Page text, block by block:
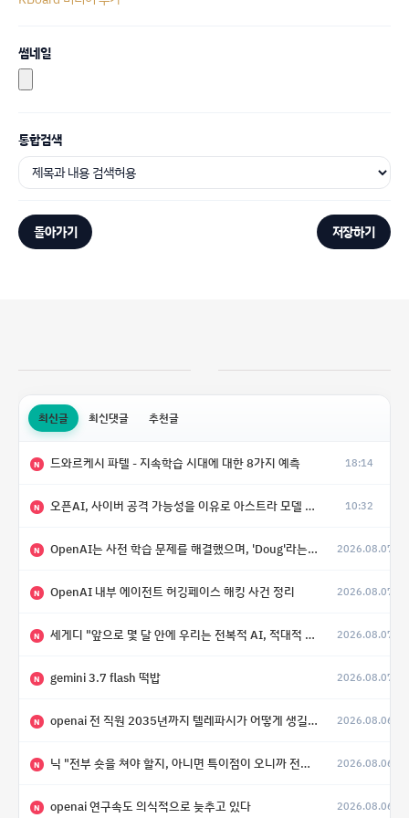
썸네일
통합검색
돌아가기 저장하기
최신글 최신댓글 추천글
N 드와르케시 파텔 - 지속학습 시대에 대한 8가지 예측 18:14
N 오픈AI, 사이버 공격 가능성을 이유로 아스트라 모델 출시 연기 10:32
N OpenAI는 사전 학습 문제를 해결했으며, 'Doug'라는 코드명을 가진 훨씬 더 큰 모델을 활발히 개발 중 2026.08.07
N OpenAI 내부 에이전트 허깅페이스 해킹 사건 정리 2026.08.07
N 세게디 "앞으로 몇 달 안에 우리는 전복적 AI, 적대적 AI 둘 다 보게 될 것" 2026.08.07
N gemini 3.7 flash 떡밥 2026.08.07
N openai 전 직원 2035년까지 텔레파시가 어떻게 생길 수 있는지 2026.08.06
N 닉 "전부 숏을 쳐야 할지, 아니면 특이점이 오니까 전부 롱을 쳐야 할지 모르겠다.” 2026.08.06
N openai 연구속도 의식적으로 늦추고 있다 2026.08.06